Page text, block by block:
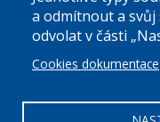
Úřední hodiny
a odmítnout a
odvolat v části
Cookies dokumentace